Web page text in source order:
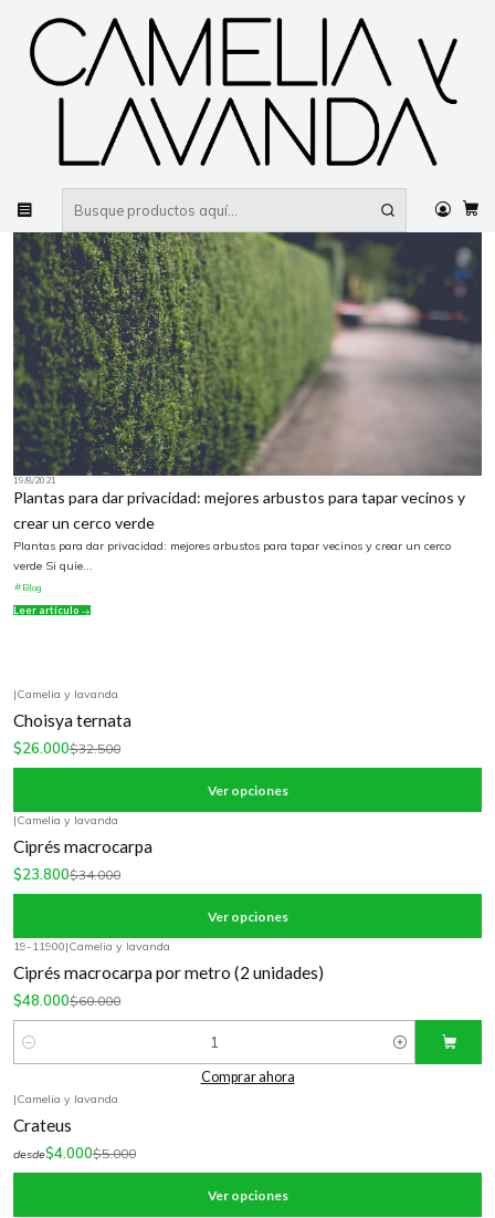
Inicio Planta Plantas Cerco verde
19/8/2021
Plantas para dar privacidad: mejores arbustos para tapar vecinos y
crear un cerco verde
Plantas para dar privacidad: mejores arbustos para tapar vecinos y crear un cerco
verde Si quie...
Blog
Leer artículo
|Camelia y lavanda
Choisya ternata
$26.000$32.500
Ver opciones
|Camelia y lavanda
Ciprés macrocarpa
$23.800$34.000
Ver opciones
19-11900|Camelia y lavanda
Ciprés macrocarpa por metro (2 unidades)
$48.000$60.000
Cantidad
Comprar ahora
|Camelia y lavanda
Crateus
desde$4.000$5.000
Ver opciones